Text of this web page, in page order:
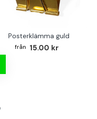
Posterklämma guld
15.00 kr